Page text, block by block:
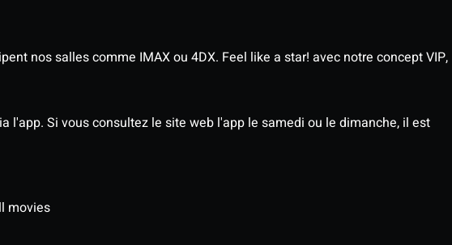
nos salles comme IMAX ou 4DX. Feel like a star! avec notre concept VIP,
Si vous consultez le site web l'app le samedi ou le dimanche, il est
movies